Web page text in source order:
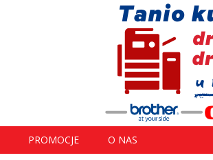
PROMOCJE O NAS